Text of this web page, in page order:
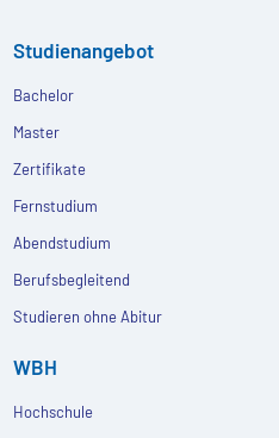
Studienangebot
Bachelor
Master
Zertifikate
Fernstudium
Abendstudium
Berufsbegleitend
Studieren ohne Abitur
WBH
Hochschule